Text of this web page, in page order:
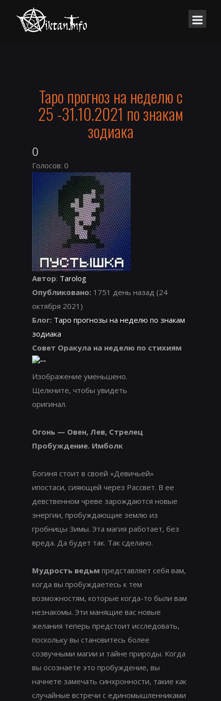
Таро прогноз на неделю с
25 -31.10.2021 по знакам
зодиака
0
Голосов: 0
Автор: Tarolog
Опубликовано: 1751 день назад (24
октября 2021)
Блог: Таро прогнозы на неделю по знакам
зодиака
Совет Оракула на неделю по стихиям
Изображение уменьшено.
Щелкните, чтобы увидеть
оригинал.
Огонь — Овен, Лев, Стрелец
Пробуждение. Имболк
Богиня стоит в своей «Девичьей»
ипостаси, сияющей через Рассвет. В ее
девственном чреве зарождаются новые
энергии, пробуждающие землю из
гробницы Зимы. Эта магия работает, без
вреда. Да будет так. Так сделано.
Мудрость ведьм представляет себя вам,
когда вы пробуждаетесь к тем
возможностям, которые когда-то были вам
незнакомы. Эти манящие вас новые
желания теперь предстоит исследовать,
поскольку вы становитесь более
созвучными магии и тайне природы. Когда
вы осознаете это пробуждение, вы
начнете замечать синхронности, такие как
случайные встречи с единомышленниками